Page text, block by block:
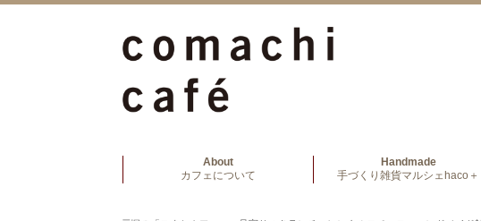
About
カフェについて
Handmade
手づくり雑貨マルシェhaco＋